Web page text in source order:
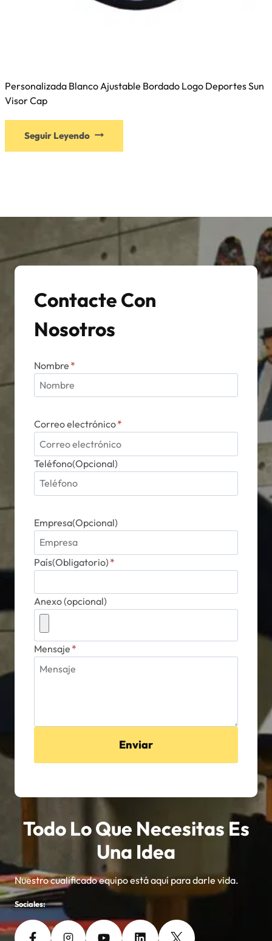
Personalizada Blanco Ajustable Bordado Logo Deportes Sun
Visor Cap
Seguir Leyendo
Contacte Con
Nosotros
Nombre *
Correo electrónico*
Teléfono(Opcional)
Empresa(Opcional)
País(Obligatorio) *
Anexo (opcional)
Mensaje *
Enviar
Todo Lo Que Necesitas Es
Una Idea
Nuestro cualificado equipo está aquí para darle vida.
Sociales: